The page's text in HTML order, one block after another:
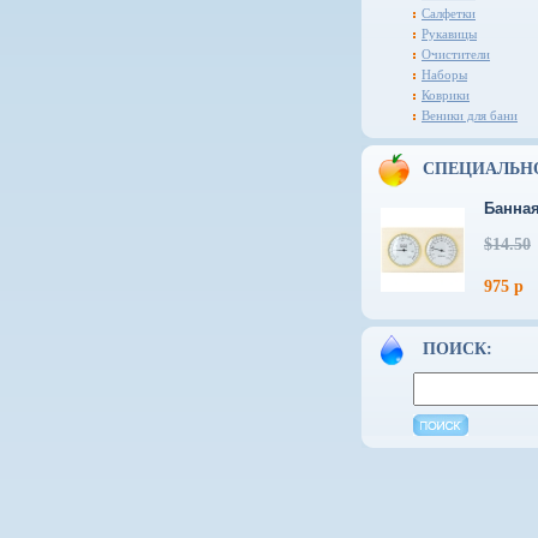
Салфетки
Рукавицы
Очистители
Наборы
Коврики
Веники для бани
$14.50
975 р
ПОИСК: